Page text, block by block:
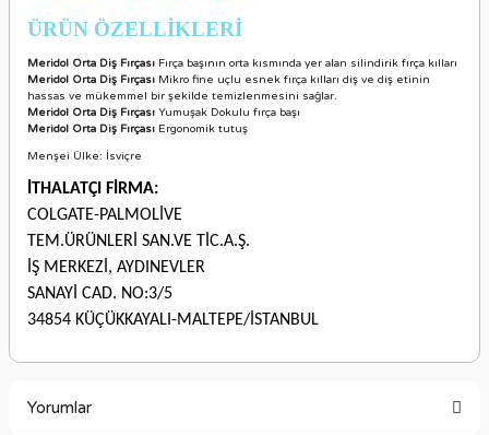
ÜRÜN ÖZELLİKLERİ
Meridol Orta Diş Fırçası Fırça başının orta kısmında yer alan silindirik fırça kılları
Meridol Orta Diş Fırçası Mikro fine uçlu esnek fırça kılları diş ve diş etinin
hassas ve mükemmel bir şekilde temizlenmesini sağlar.
Meridol Orta Diş Fırçası Yumuşak Dokulu fırça başı
Meridol Orta Diş Fırçası Ergonomik tutuş
Menşei Ülke: İsviçre
İTHALATÇI FİRMA:
COLGATE-PALMOLİVE
TEM.ÜRÜNLERİ SAN.VE TİC.A.Ş.
İŞ MERKEZİ, AYDINEVLER
SANAYİ CAD. NO:3/5
34854 KÜÇÜKKAYALI-MALTEPE/İSTANBUL
Yorumlar